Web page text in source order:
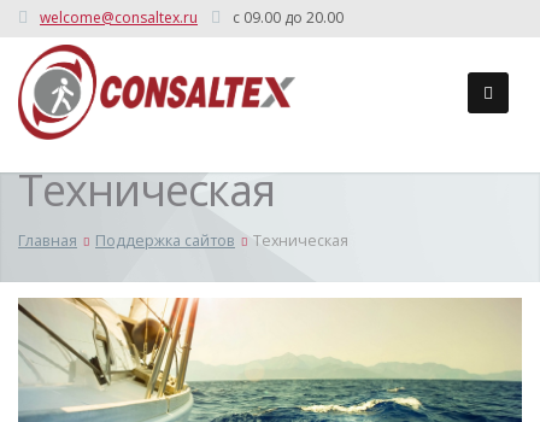
welcome@consaltex.ru c 09.00 до 20.00
Техническая
Главная Поддержка сайтов Техническая